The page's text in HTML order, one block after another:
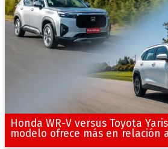
Honda WR-V versus Toyota
modelo ofrece más en relación